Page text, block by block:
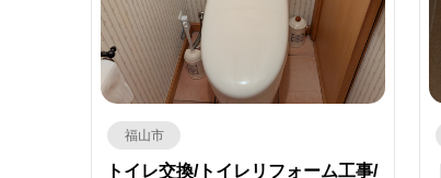
福山市
トイレ交換/トイレリフォーム工事/